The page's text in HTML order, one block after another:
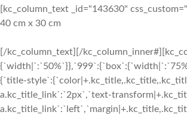
[kc_column_text _id="143630"
40 cm x 30 cm
[/kc_column_text][/
{`title-
a.kc_title_link`:`2px`,`text-